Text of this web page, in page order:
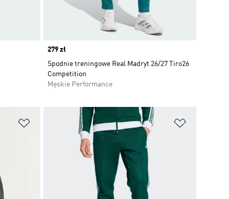
Price
279 zł
Spodnie treningowe Real Madryt 26/27 Tiro26
Competition
Męskie Performance
Dodaj do listy życzeń